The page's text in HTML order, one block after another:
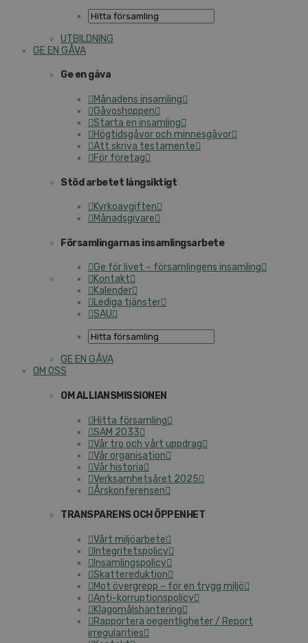
UTBILDNING
GE EN GÅVA
Ge en gåva
Månadens insamling
Gåvoshoppen
Starta en insamling
Högtidsgåvor och minnesgåvor
Att skriva testamente
För företag
Stöd arbetet långsiktigt
Kyrkoavgiften
Månadsgivare
Församlingarnas insamlingsarbete
Ge för livet – församlingens insamling
Kontakt
Kalender
Lediga tjänster
SAU
GE EN GÅVA
OM OSS
OM ALLIANSMISSIONEN
Hitta församling
SAM 2033
Vår tro och vårt uppdrag
Vår organisation
Vår historia
Verksamhetsåret 2025
Årskonferensen
TRANSPARENS OCH ÖPPENHET
Vårt miljöarbete
Integritetspolicy
Insamlingspolicy
Skattereduktion
Mot övergrepp – för en trygg miljö
Anti-korruptionspolicy
Klagomålshantering
Rapportera oegentligheter / Report
irregularities